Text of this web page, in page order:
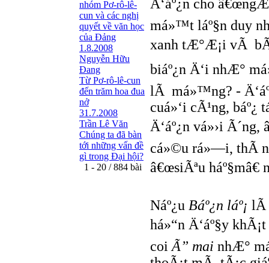
nhóm Pơ-rô-lê-
cun và các nghị
quyết về văn học
của Đảng
1.8.2008
Nguyễn Hữu
Đang
Từ Pơ-rô-lê-cun
đến trăm hoa đua
nở
31.7.2008
Trần Lê Văn
Chúng ta đã bàn
tới những vấn đề
gì trong Đại hội?
1 - 20 / 884 bài
Ä‘áº¿n cho
má»™t láº§n duy
xanh tÆ°Æ¡i vÃ
biáº¿n Ä‘i nhÆ°
lÃ má»™ng? -
cuá»‘i cÃ¹ng,
Ä‘áº¿n vá»›i
cá»©u rá»—i, thÃ
â€œsiÃªu
Náº¿u Báº¿n láº¡ lÃ
há»“n Ä‘áº§y
coi Ã” mai nhÆ°